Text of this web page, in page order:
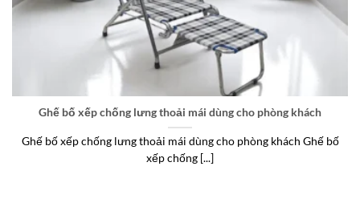
Ghế bố xếp chống lưng thoải mái dùng cho phòng khách
Ghế bố xếp chống lưng thoải mái dùng cho phòng khách Ghế bố
xếp chống [...]